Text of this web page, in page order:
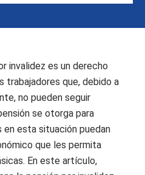
invalidez es un derecho
trabajadores que, debido a
no pueden seguir
se otorga para
en esta situación puedan
que les permita
En este artículo,